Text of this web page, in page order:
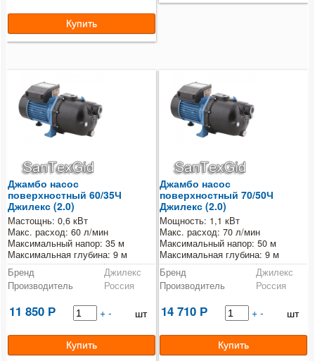
Джамбо насос
поверхностный 60/35Ч
Джилекс (2.0)
Мастощнь: 0,6 кВт
Макс. расход: 60 л/мин
Максимальный напор: 35 м
Максимальная глубина: 9 м
Бренд
Джилекс
Производитель
Россия
11 850 Р + - шт
Джамбо насос
поверхностный 70/50Ч
Джилекс (2.0)
Мощность: 1,1 кВт
Макс. расход: 70 л/мин
Максимальный напор: 50 м
Максимальная глубина: 9 м
Бренд
Джилекс
Производитель
Россия
14 710 Р + - шт